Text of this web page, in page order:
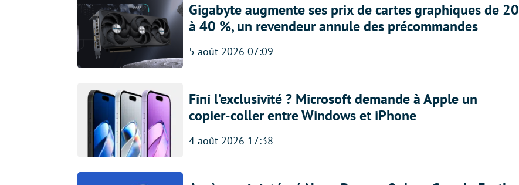
Gigabyte augmente ses prix de cartes graphiques de 20
à 40 %, un revendeur annule des précommandes
5 août 2026 07:09
Fini l’exclusivité ? Microsoft demande à Apple un
copier-coller entre Windows et iPhone
4 août 2026 17:38